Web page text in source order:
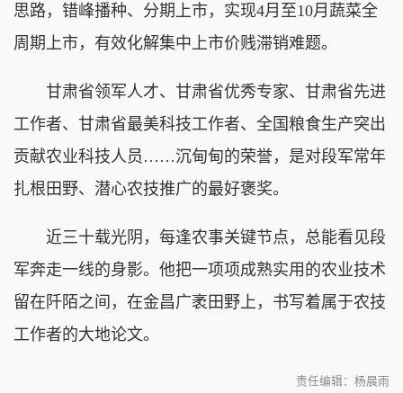
思路，错峰播种、分期上市，实现4月至10月蔬菜全
周期上市，有效化解集中上市价贱滞销难题。
甘肃省领军人才、甘肃省优秀专家、甘肃省先进
工作者、甘肃省最美科技工作者、全国粮食生产突出
贡献农业科技人员……沉甸甸的荣誉，是对段军常年
扎根田野、潜心农技推广的最好褒奖。
近三十载光阴，每逢农事关键节点，总能看见段
军奔走一线的身影。他把一项项成熟实用的农业技术
留在阡陌之间，在金昌广袤田野上，书写着属于农技
工作者的大地论文。
责任编辑：杨晨雨